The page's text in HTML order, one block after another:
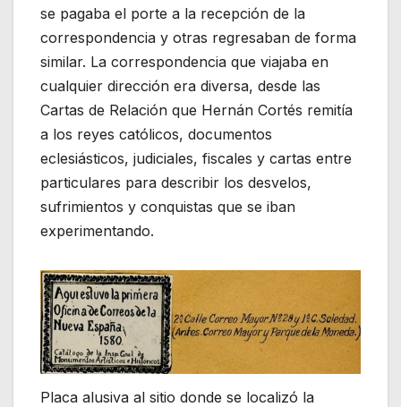
se pagaba el porte a la recepción de la
correspondencia y otras regresaban de forma
similar. La correspondencia que viajaba en
cualquier dirección era diversa, desde las
Cartas de Relación que Hernán Cortés remitía
a los reyes católicos, documentos
eclesiásticos, judiciales, fiscales y cartas entre
particulares para describir los desvelos,
sufrimientos y conquistas que se iban
experimentando.
Placa alusiva al sitio donde se localizó la